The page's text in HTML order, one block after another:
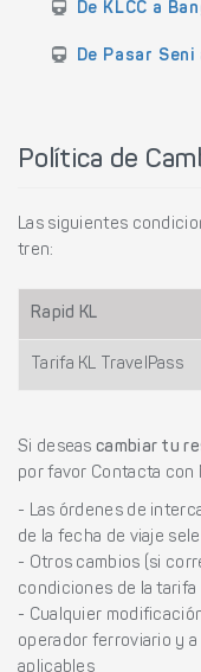
De KLCC a
De Pasar Seni
Política de
Las siguientes
tren:
Rapid KL
Tarifa KL TravelPass
Si deseas cambiar tu
por favor Contacta con
- Las órdenes de
de la fecha de viaje
- Otros cambios (si
condiciones de la
- Cualquier
operador ferroviario y